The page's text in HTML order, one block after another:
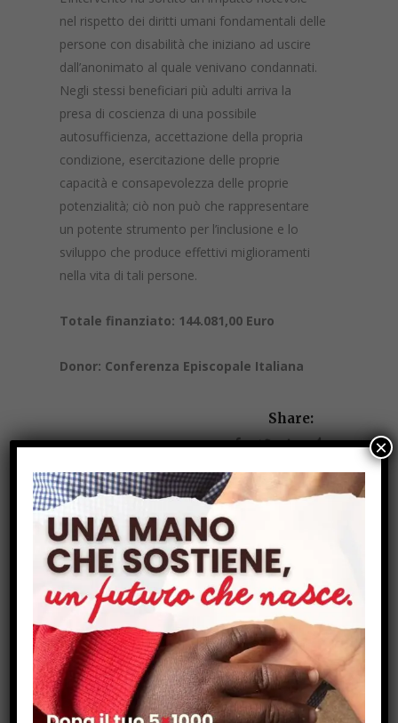
nel rispetto dei diritti umani fondamentali delle
persone con disabilità che iniziano ad uscire
dall’anonimato al quale venivano condannati.
Negli stessi beneficiari più adulti arriva la
presa di coscienza di una possibile
autosufficienza, accettazione della propria
condizione, esercitazione delle proprie
capacità e consapevolezza delle proprie
potenzialità; ciò non può che rappresentare
un potente strumento per l’inclusione e lo
sviluppo che produce effettivi miglioramenti
nella vita di tali persone.
Totale finanziato: 144.081,00 Euro
Donor: Conferenza Episcopale Italiana
Share:
Progetti nel Mondo
×